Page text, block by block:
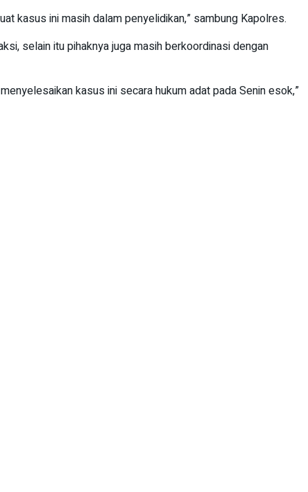
kasus ini masih dalam penyelidikan,” sambung Kapolres.
selain itu pihaknya juga masih berkoordinasi dengan
kasus ini secara hukum adat pada Senin esok,”